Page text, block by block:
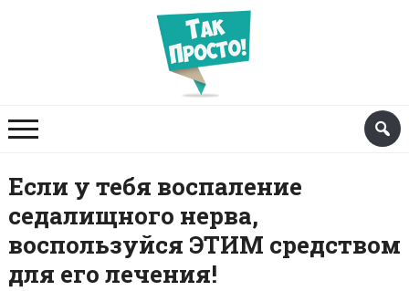
Если у тебя воспаление
седалищного нерва,
воспользуйся ЭТИМ средством
для его лечения!